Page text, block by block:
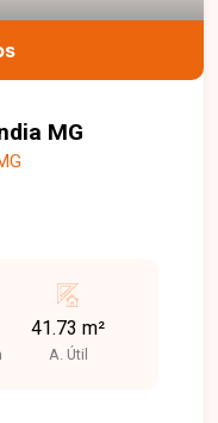
MG
41.73 m²
A. Útil